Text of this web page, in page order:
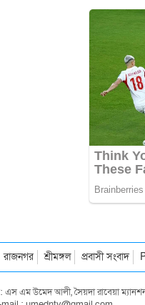
রাজনগর শ্রীমঙ্গল প্রবাসী সংবাদ
এস এম উমেদ আলী, সৈয়দা রাবেয়া